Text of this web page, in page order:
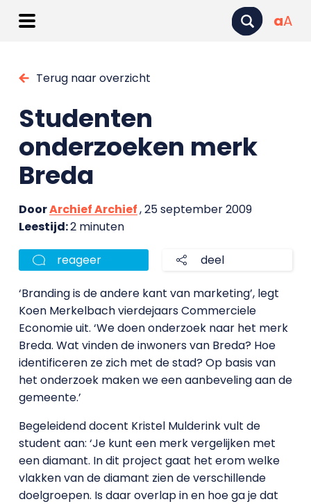
aA
Terug naar overzicht
Studenten
onderzoeken merk
Breda
DoorArchief Archief, 25 september 2009
Leestijd:2 minuten
reageer deel
‘Branding is de andere kant van marketing’, legt
Koen Merkelbach vierdejaars Commerciele
Economie uit. ‘We doen onderzoek naar het merk
Breda. Wat vinden de inwoners van Breda? Hoe
identificeren ze zich met de stad? Op basis van
het onderzoek maken we een aanbeveling aan de
gemeente.’
Begeleidend docent Kristel Mulderink vult de
student aan: ‘Je kunt een merk vergelijken met
een diamant. In dit project gaat het erom welke
vlakken van de diamant zien de verschillende
doelgroepen. Is daar overlap in en hoe ga je dat